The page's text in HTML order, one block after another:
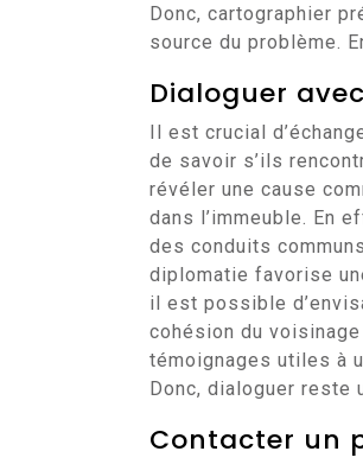
Donc, cartographier
source du problème.
Dialoguer
Il est crucial
de savoir s’ils
révéler une cause
dans l’immeuble. En
des conduits
diplomatie favorise
il est possible
cohésion du
témoignages utiles à
Donc, dialoguer reste
Contacter un